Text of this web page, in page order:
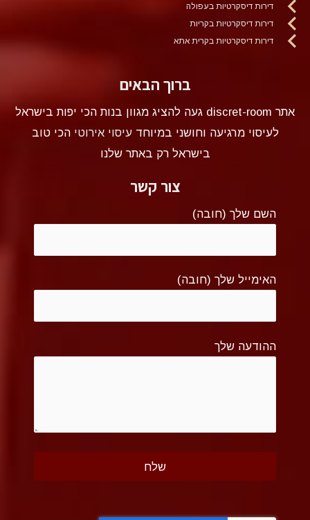
דירות דיסקרטיות בעפולה
דירות דיסקרטיות בקריות
דירות דיסקרטיות בקרית אתא
ברוך הבאים
אתר discret-room געה להציג מגוון בנות הכי יפות בישראל
לעיסוי מרגיעה וחושני במיוחדעיסוי אירוטי הכי טוב
בישראל רק באתר שלנו
צור קשר
השם שלך (חובה)
האימייל שלך (חובה)
ההודעה שלך